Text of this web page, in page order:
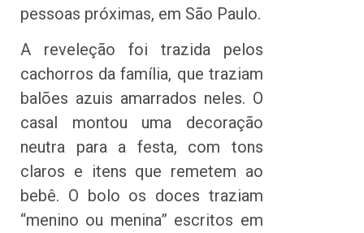
pessoas próximas, em São Paulo.
A reveleção foi trazida pelos
cachorros da família, que traziam
balões azuis amarrados neles. O
casal montou uma decoração
neutra para a festa, com tons
claros e itens que remetem ao
bebê. O bolo os doces traziam
“menino ou menina” escritos em